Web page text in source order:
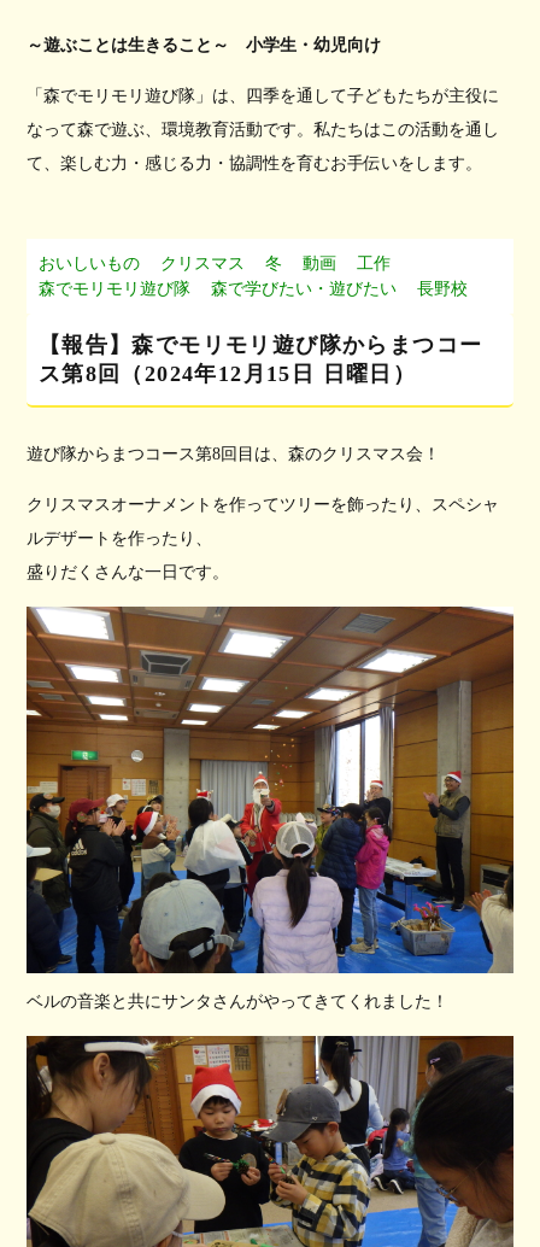
～遊ぶことは生きること～ 小学生・幼児向け
「森でモリモリ遊び隊」は、四季を通して子どもたちが主役に
なって森で遊ぶ、環境教育活動です。私たちはこの活動を通し
て、楽しむ力・感じる力・協調性を育むお手伝いをします。
おいしいもの クリスマス 冬 動画
工作
森でモリモリ遊び隊
森で学びたい・遊びたい 長野校
【報告】森でモリモリ遊び隊からまつコー
ス第8回（2024年12月15日 日曜日）
遊び隊からまつコース第8回目は、森のクリスマス会！
クリスマスオーナメントを作ってツリーを飾ったり、スペシャ
ルデザートを作ったり、
盛りだくさんな一日です。
ベルの音楽と共にサンタさんがやってきてくれました！